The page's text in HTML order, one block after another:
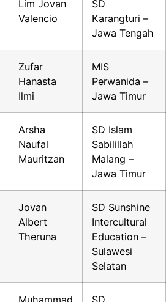
Lim Jovan
Valencio
SD
Karangturi –
Jawa Tengah
Zufar
Hanasta
Ilmi
MIS
Perwanida –
Jawa Timur
Arsha
Naufal
Mauritzan
SD Islam
Sabilillah
Malang –
Jawa Timur
Jovan
Albert
Theruna
SD Sunshine
Intercultural
Education –
Sulawesi
Selatan
Muhammad
SD